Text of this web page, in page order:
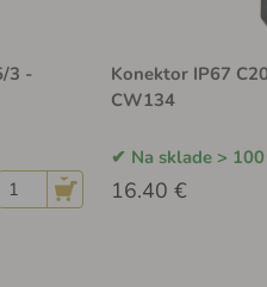
3 -
Konektor IP67
CW134
Na sklade >
16.40 €